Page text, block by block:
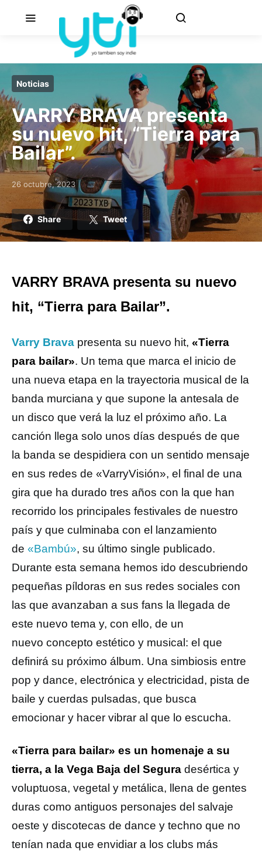
Noticias
VARRY BRAVA presenta
su nuevo hit, “Tierra para
Bailar”.
Posted on
26 octubre, 2023
Share Tweet
VARRY BRAVA presenta su nuevo
hit, “Tierra para Bailar”.
Varry Brava presenta su nuevo hit, «Tierra
para bailar». Un tema que marca el inicio de
una nueva etapa en la trayectoria musical de la
banda murciana y que supone la antesala de
un disco que verá la luz el próximo año. La
canción llega solo unos días después de que
la banda se despidiera con un sentido mensaje
en sus redes de «VarryVisión», el final de una
gira que ha durado tres años con la que han
recorrido los principales festivales de nuestro
país y que culminaba con el lanzamiento
de «Bambú», su último single publicado.
Durante esta semana hemos ido descubriendo
pequeñas píldoras en sus redes sociales con
las que avanzaban a sus fans la llegada de
este nuevo tema y, con ello, de un
nuevo concepto estético y musical: el que
definirá su próximo álbum. Una simbiosis entre
pop y dance, electrónica y electricidad, pista de
baile y cuerdas pulsadas, que busca
emocionar y hacer vibrar al que lo escucha.
«Tierra para bailar» es un homenaje a su
tierra, a la Vega Baja del Segura desértica y
voluptuosa, vegetal y metálica, llena de gentes
duras como antiguos personajes del salvaje
oeste y discotecas de dance y techno que no
tenían nada que envidiar a los clubs más